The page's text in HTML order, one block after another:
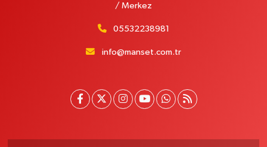
/ Merkez
05532238981
info@manset.com.tr